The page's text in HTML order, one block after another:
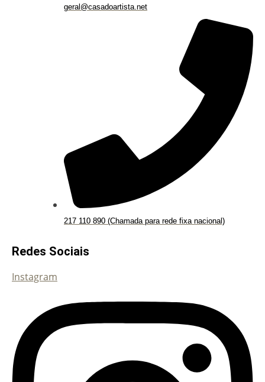
geral@casadoartista.net
217 110 890 (Chamada para rede fixa nacional)
Redes Sociais
Instagram